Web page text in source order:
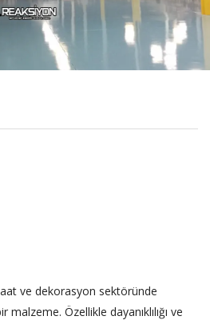
ve dekorasyon sektöründe
malzeme. Özellikle dayanıklılığı ve